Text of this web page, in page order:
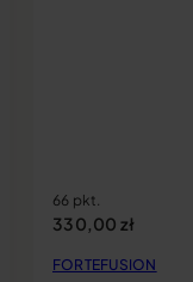
66 pkt.
330,00 zł
FORTEFUSION